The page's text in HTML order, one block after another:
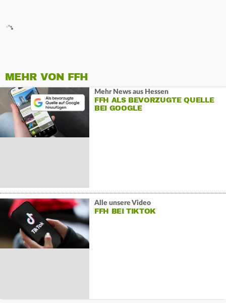
MEHR VON FFH
Mehr News aus Hessen
FFH ALS BEVORZUGTE QUELLE
BEI GOOGLE
Alle unsere Video
FFH BEI TIKTOK